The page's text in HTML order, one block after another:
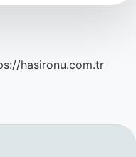
hasironu.com.tr